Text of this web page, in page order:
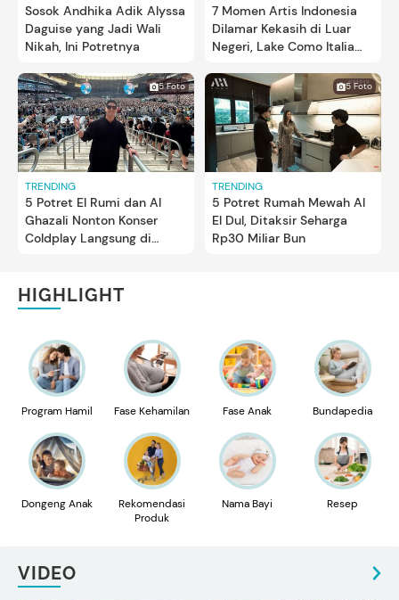
Sosok Andhika Adik Alyssa
Daguise yang Jadi Wali
Nikah, Ini Potretnya
7 Momen Artis Indonesia
Dilamar Kekasih di Luar
Negeri, Lake Como Italia
5 Foto
TRENDING
5 Potret El Rumi dan Al
Ghazali Nonton Konser
Coldplay Langsung di
5 Foto
TRENDING
5 Potret Rumah Mewah Al
El Dul, Ditaksir Seharga
Rp30 Miliar Bun
HIGHLIGHT
Program Hamil Fase Kehamilan Fase Anak Bundapedia
Dongeng Anak
Rekomendasi
Produk
Nama Bayi Resep
VIDEO